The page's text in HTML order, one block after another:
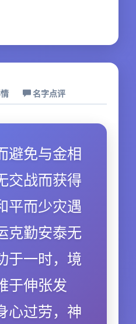
名字点评
避免与金相
交战而获得
平而少灾遇
克勤安泰无
于一时，境
于伸张发
心过劳，神